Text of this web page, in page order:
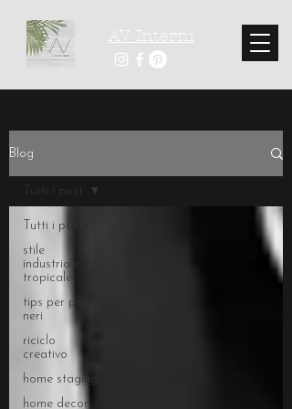
AV Interni
Blog
Tutti i post
stile
industriale
tropicale
tips per pollici
neri
riciclo
creativo
home staging
home decor